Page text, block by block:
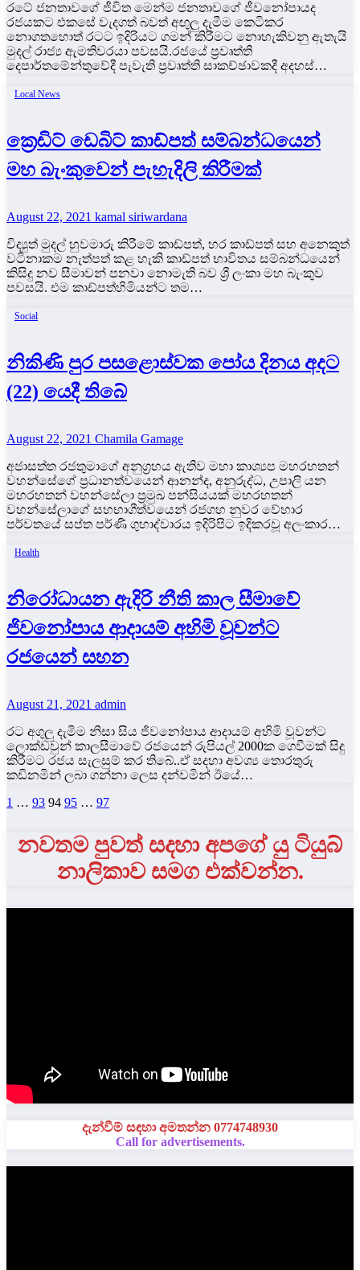
රටේ ජනතාවගේ ජීවිත මෙන්ම ජනතාවගේ ජීවනෝපායද
රජයකට එකසේ වැදගත් බවත් අඟුලු දැමීම කෙටිකර
නොගතහොත් රටට ඉදිරියට ගමන් කිරීමට නොහැකිවනු ඇතැයි
මුදල් රාජ්‍ය ඇමතිවරයා පවසයි.රජයේ ප්‍රවෘත්ති
දෙපාර්තමේන්තුවේදී පැවැති ප්‍රවෘත්ති සාකච්ඡාවකදී අදහස්…
Local News
ක්‍රෙඩිට් ඩෙබිට් කාඩ්පත් සම්බන්ධයෙන්
මහ බැංකුවෙන් පැහැදිලි කිරීමක්
August 22, 2021 kamal siriwardana
විද්‍යුත් මුදල් හුවමාරු කිරීමේ කාඩ්පත්, හර කාඩ්පත් සහ අනෙකුත්
වටිනාකම නැත්පත් කළ හැකි කාඩ්පත් භාවිතය සම්බන්ධයෙන්
කිසිදු නව සීමාවන් පනවා නොමැති බව ශ්‍රී ලංකා මහ බැංකුව
පවසයි. එම කාඩ්පත්හිමියන්ට තම…
Social
නිකිණි පුර පසළොස්වක පෝය දිනය අදට
(22) යෙදී තිබේ
August 22, 2021 Chamila Gamage
අජාසත්ත රජතුමාගේ අනුග්‍රහය ඇතිව මහා කාශ්‍යප මහරහතන්
වහන්සේගේ ප්‍රධානත්වයෙන් ආනන්ද, අනුරුද්ධ, උපාලි යන
මහරහතන් වහන්සේලා ප්‍රමුඛ පන්සියයක් මහරහතන්
වහන්සේලාගේ සහභාගීත්වයෙන් රජගහ නුවර වේහාර
පර්වතයේ සප්ත පර්ණි ගුහාද්වාරය ඉදිරිපිට ඉදිකරවූ අලංකාර…
Health
නිරෝධායන ඇදිරි නීති කාල සීමාවේ
ජිවනෝපාය ආදායම් අහිමි වූවන්ට
රජයෙන් සහන
August 21, 2021 admin
රට අගුලු දැමීම නිසා සිය ජිවනෝපාය ආදායම් අහිමි වූවන්ට
ලොක්ඩවුන් කාලසීමාවේ රජයෙන් රුපියල් 2000ක ගෙවීමක් සිදු
කිරීමට රජය සැලසුම් කර තිබේ..ඒ සදහා අවශ්‍ය තොරතුරු
කඩිනමින් ලබා ගන්නා ලෙස දන්වමින් ඊයේ…
Posts
1 … 93 94 95 … 97
නවතම පුවත් සදහා අපගේ යු ටියුබ්
නාලිකාව සමග එක්වන්න.
දැන්වීම් සඳහා අමතන්න 0774748930
Call for advertisements.